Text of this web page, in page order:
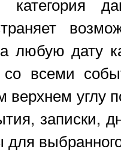
любую дату
всеми
верхнем углу
записки,
для